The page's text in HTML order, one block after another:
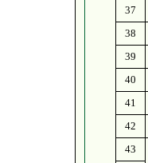
37
38
39
40
41
42
43